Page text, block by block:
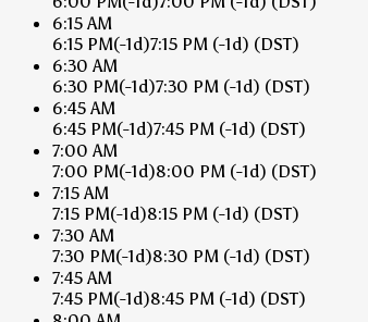
6:15 AM
6:15 PM(-1d)7:15 PM (-1d) (DST)
6:30 AM
6:30 PM(-1d)7:30 PM (-1d) (DST)
6:45 AM
6:45 PM(-1d)7:45 PM (-1d) (DST)
7:00 AM
7:00 PM(-1d)8:00 PM (-1d) (DST)
7:15 AM
7:15 PM(-1d)8:15 PM (-1d) (DST)
7:30 AM
7:30 PM(-1d)8:30 PM (-1d) (DST)
7:45 AM
7:45 PM(-1d)8:45 PM (-1d) (DST)